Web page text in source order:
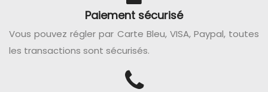
Paiement sécurisé
Vous pouvez régler par Carte Bleu, VISA, Paypal, toutes
les transactions sont sécurisés.